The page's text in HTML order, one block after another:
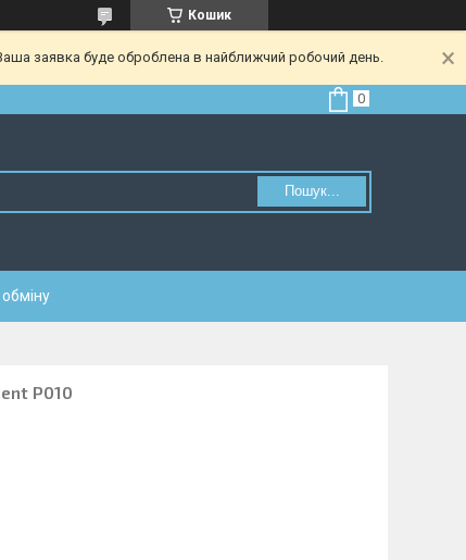
Кошик
заявка буде оброблена в найближчий робочий день.
Пошук...
P010